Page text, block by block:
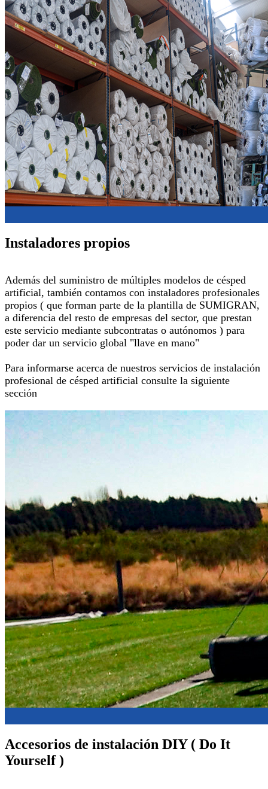
Instaladores propios
Además del suministro de múltiples modelos de césped
artificial, también contamos con instaladores profesionales
propios ( que forman parte de la plantilla de SUMIGRAN,
a diferencia del resto de empresas del sector, que prestan
este servicio mediante subcontratas o autónomos ) para
poder dar un servicio global "llave en mano"
Para informarse acerca de nuestros servicios de instalación
profesional de césped artificial consulte la siguiente
sección
Accesorios de instalación DIY ( Do It
Yourself )